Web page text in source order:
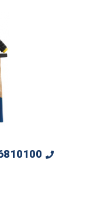
054-6810100